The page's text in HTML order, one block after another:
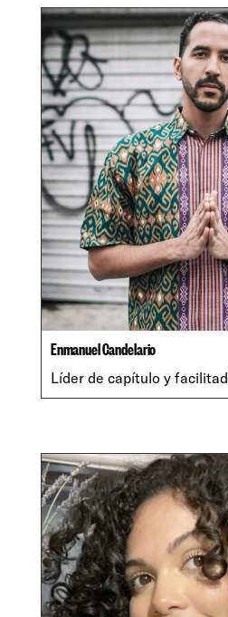
Enmanuel Candelario
Líder de capítulo y